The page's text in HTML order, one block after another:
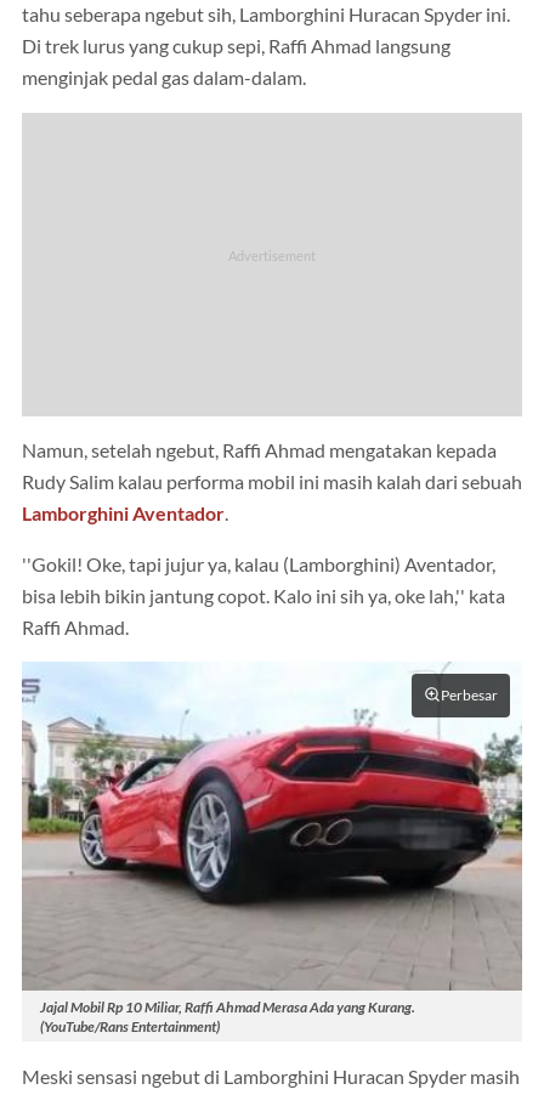
tahu seberapa ngebut sih, Lamborghini Huracan Spyder ini.
Di trek lurus yang cukup sepi, Raffi Ahmad langsung
menginjak pedal gas dalam-dalam.
Namun, setelah ngebut, Raffi Ahmad mengatakan kepada
Rudy Salim kalau performa mobil ini masih kalah dari sebuah
Lamborghini Aventador.
''Gokil! Oke, tapi jujur ya, kalau (Lamborghini) Aventador,
bisa lebih bikin jantung copot. Kalo ini sih ya, oke lah,'' kata
Raffi Ahmad.
Perbesar
Jajal Mobil Rp 10 Miliar, Raffi Ahmad Merasa Ada yang Kurang.
(YouTube/Rans Entertainment)
Meski sensasi ngebut di Lamborghini Huracan Spyder masih